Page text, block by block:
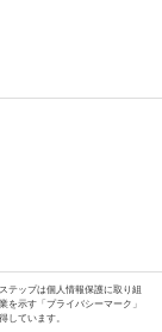
テップは個人情報保護に取り組
を示す「プライバシーマーク」
しています。